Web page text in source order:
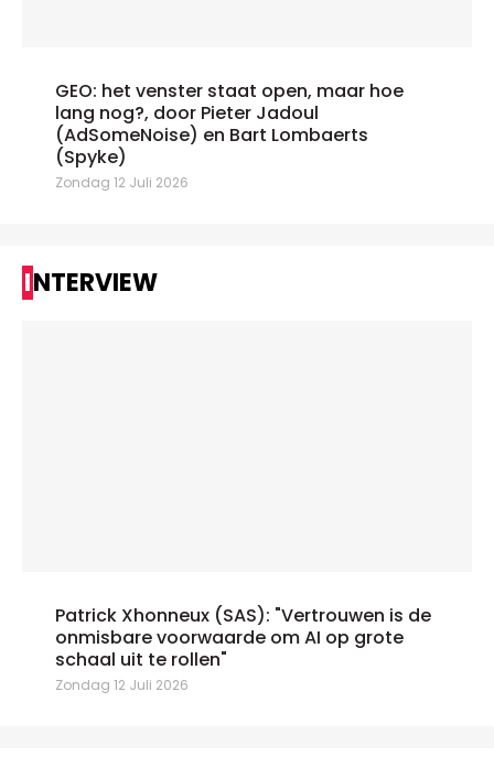
GEO: het venster staat open, maar hoe
lang nog?, door Pieter Jadoul
(AdSomeNoise) en Bart Lombaerts
(Spyke)
Zondag 12 Juli 2026
INTERVIEW
Patrick Xhonneux (SAS): "Vertrouwen is de
onmisbare voorwaarde om AI op grote
schaal uit te rollen"
Zondag 12 Juli 2026